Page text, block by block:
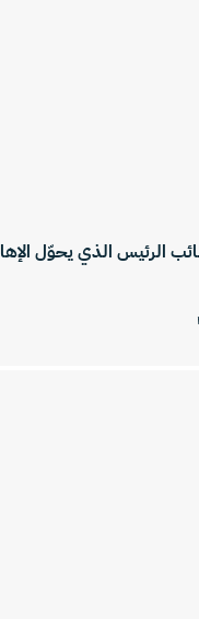
الرئيس الذي يحوّل